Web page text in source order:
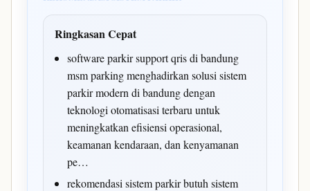
Ringkasan Cepat
software parkir support qris di bandung
msm parking menghadirkan solusi sistem
parkir modern di bandung dengan
teknologi otomatisasi terbaru untuk
meningkatkan efisiensi operasional,
keamanan kendaraan, dan kenyamanan
pe…
rekomendasi sistem parkir butuh sistem